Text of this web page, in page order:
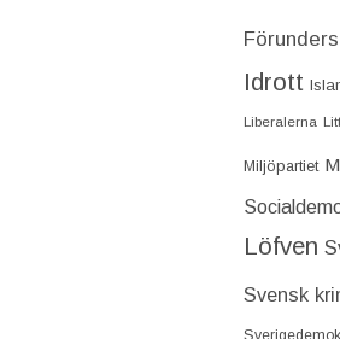
Idrott
Liberalerna
Miljöpartiet
Löfven
Svensk